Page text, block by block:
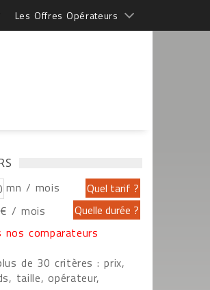
Les Offres Opérateurs
mn / mois
€ / mois
comparateurs
de 30 critères : prix,
taille, opérateur,